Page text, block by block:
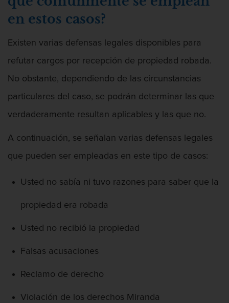
en estos casos?
Existen varias defensas legales disponibles para
refutar cargos por recepción de propiedad robada.
No obstante, dependiendo de las circunstancias
particulares del caso, se podrán determinar las que
verdaderamente resultan aplicables y las que no.
A continuación, se señalan varias defensas legales
que pueden ser empleadas en este tipo de casos:
Usted no sabía ni tuvo razones para saber que la
propiedad era robada
Usted no recibió la propiedad
Falsas acusaciones
Reclamo de derecho
Violación de los derechos Miranda